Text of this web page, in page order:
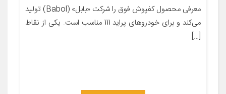
معرفی محصول کفپوش فوق را شرکت «بابل» (Babol) تولید
می‌کند و برای خودروهای پراید 111 مناسب است. یکی از نقاط
[…]